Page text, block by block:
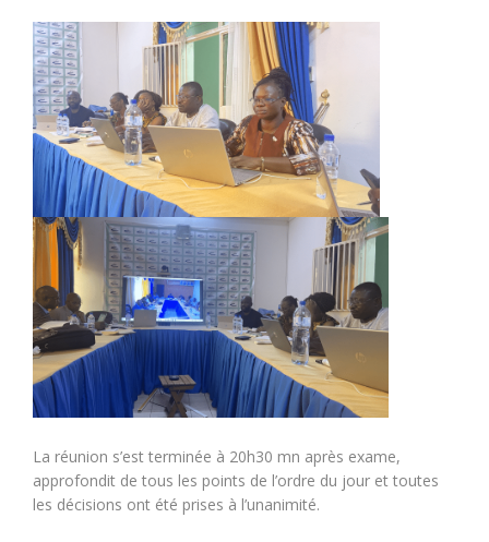
La réunion s’est terminée à 20h30 mn après exame,
approfondit de tous les points de l’ordre du jour et toutes
les décisions ont été prises à l’unanimité.